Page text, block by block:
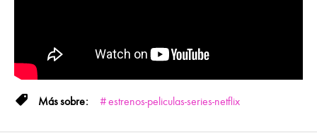
estrenos-peliculas-series-netflix